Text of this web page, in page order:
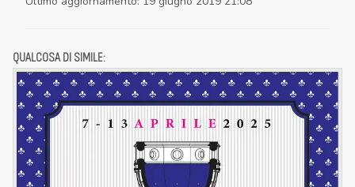
QUALCOSA DI SIMILE: